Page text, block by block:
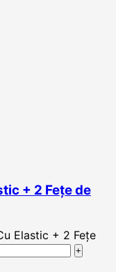
+ 2 Fețe de
Elastic + 2 Fețe